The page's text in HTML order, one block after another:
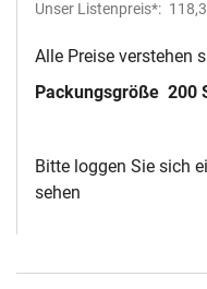
Unser Listenpreis*:
Alle Preise verstehen
Packungsgröße 200
Bitte loggen Sie sich
sehen